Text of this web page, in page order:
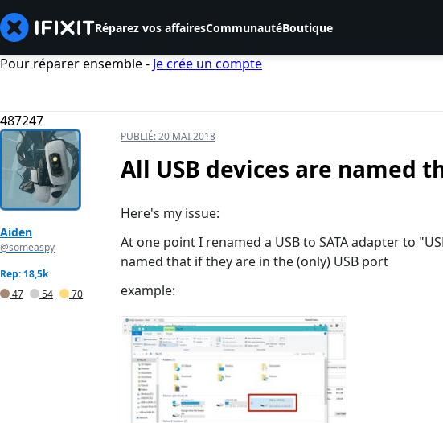
Réparez vos affairesCommunautéBoutique
Pour réparer ensemble - Je crée un compte
487247
Aiden
@someaspy
Rep: 18,5k
47
54 70
PUBLIÉ:20 MAI 2018
All USB devices are named
Here's my issue:
At one point I renamed a USB to SATA adapter to
named that if they are in the (only) USB port
example: